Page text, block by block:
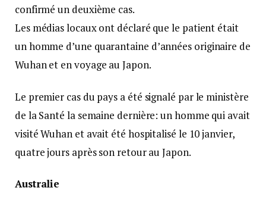
confirmé un deuxième cas.
Les médias locaux ont déclaré que le patient était
un homme d’une quarantaine d’années originaire de
Wuhan et en voyage au Japon.
Le premier cas du pays a été signalé par le ministère
de la Santé la semaine dernière: un homme qui avait
visité Wuhan et avait été hospitalisé le 10 janvier,
quatre jours après son retour au Japon.
Australie